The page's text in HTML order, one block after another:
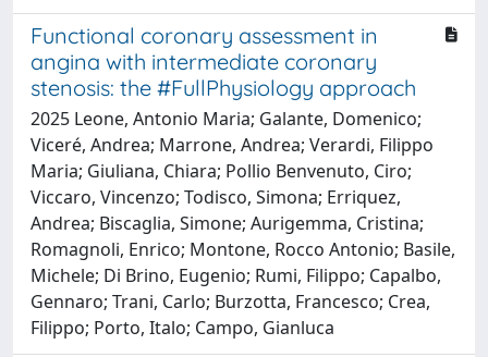
Functional coronary assessment in
angina with intermediate coronary
stenosis: the #FullPhysiology approach
2025 Leone, Antonio Maria; Galante, Domenico;
Viceré, Andrea; Marrone, Andrea; Verardi, Filippo
Maria; Giuliana, Chiara; Pollio Benvenuto, Ciro;
Viccaro, Vincenzo; Todisco, Simona; Erriquez,
Andrea; Biscaglia, Simone; Aurigemma, Cristina;
Romagnoli, Enrico; Montone, Rocco Antonio; Basile,
Michele; Di Brino, Eugenio; Rumi, Filippo; Capalbo,
Gennaro; Trani, Carlo; Burzotta, Francesco; Crea,
Filippo; Porto, Italo; Campo, Gianluca